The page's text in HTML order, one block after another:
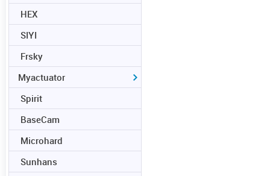
HEX
SIYI
Frsky
Myactuator
Spirit
BaseCam
Microhard
Sunhans